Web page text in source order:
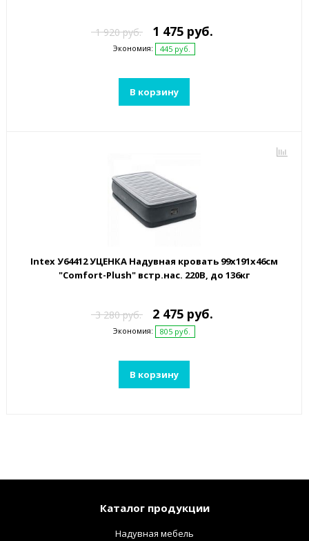
1 920 руб. 1 475 руб.
Экономия: 445 руб.
В корзину
Intex У64412 УЦЕНКА Надувная кровать 99х191х46см
"Comfort-Plush" встр.нас. 220В, до 136кг
3 280 руб. 2 475 руб.
Экономия: 805 руб.
В корзину
Каталог продукции
Надувная мебель